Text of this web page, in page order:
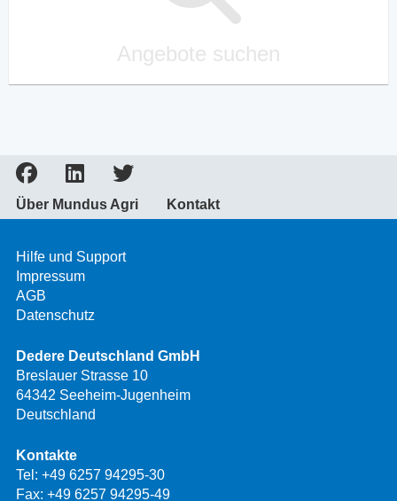
Angebote suchen
Über Mundus Agri Kontakt
Hilfe und Support
Impressum
AGB
Datenschutz
Dedere Deutschland GmbH
Breslauer Strasse 10
64342 Seeheim-Jugenheim
Deutschland
Kontakte
Tel: +49 6257 94295-30
Fax: +49 6257 94295-49